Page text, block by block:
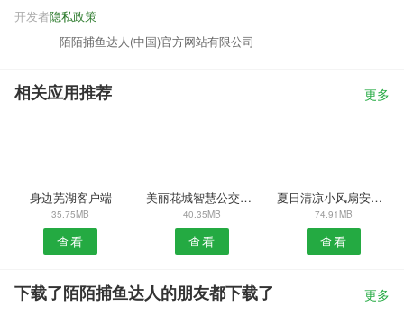
隐私政策
开发者
陌陌捕鱼达人(中国)官方网站有限公司
相关应用推荐 更多
身边芜湖客户端
35.75MB
查看
美丽花城智慧公交安卓版
40.35MB
查看
夏日清凉小风扇安卓版
74.91MB
查看
下载了陌陌捕鱼达人的朋友都下载了 更多